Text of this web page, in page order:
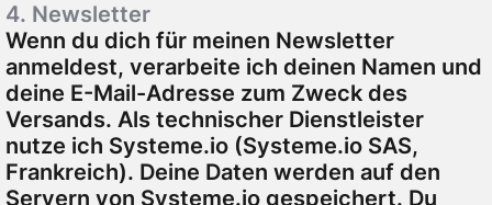
4. Newsletter
Wenn du dich für meinen Newsletter
anmeldest, verarbeite ich deinen Namen und
deine E-Mail-Adresse zum Zweck des
Versands. Als technischer Dienstleister
nutze ich Systeme.io (Systeme.io SAS,
Frankreich). Deine Daten werden auf den
Servern von Systeme.io gespeichert. Du